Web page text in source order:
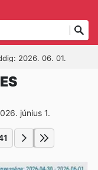
2026. 06. 01.
június 1.